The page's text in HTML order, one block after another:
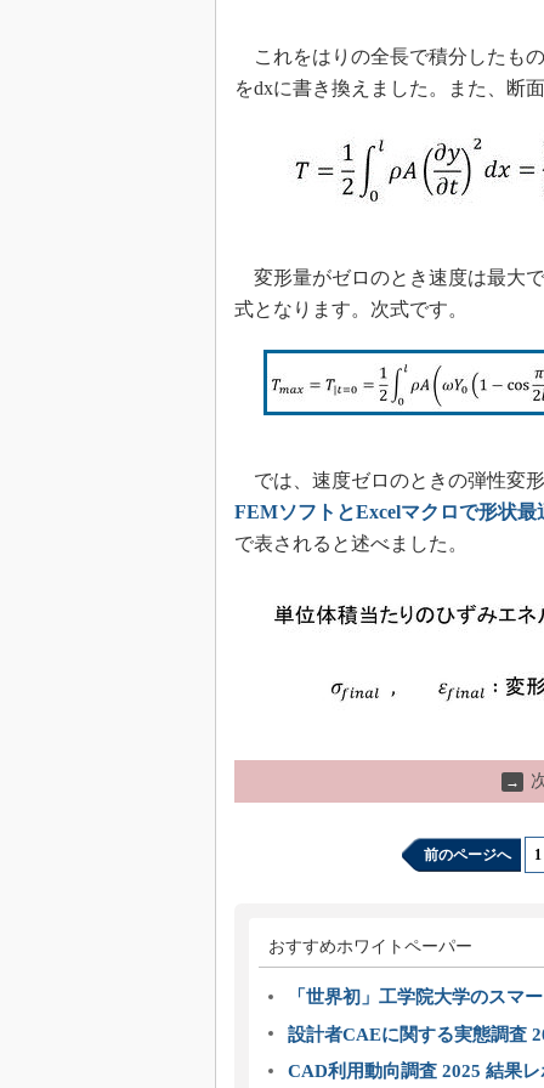
これをはりの全長で積分したも
をdxに書き換えました。また、断
変形量がゼロのとき速度は最大
式となります。次式です。
では、速度ゼロのときの弾性変
FEMソフトとExcelマクロで形状最
で表されると述べました。
→
前のページへ 1
おすすめホワイトペーパー
「世界初」工学院大学のスマ
設計者CAEに関する実態調査
CAD利用動向調査 2025 結果